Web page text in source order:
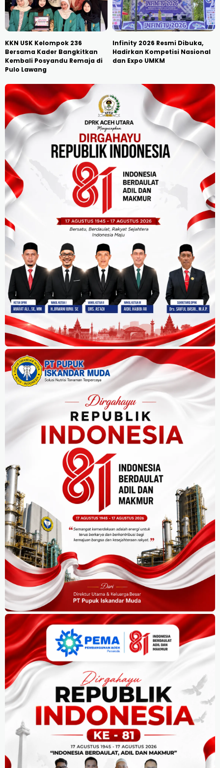
KKN USK Kelompok 236
Bersama Kader Bangkitkan
Kembali Posyandu Remaja di
Pulo Lawang
Infinity 2026 Resmi Dibuka,
Hadirkan Kompetisi Nasional
dan Expo UMKM